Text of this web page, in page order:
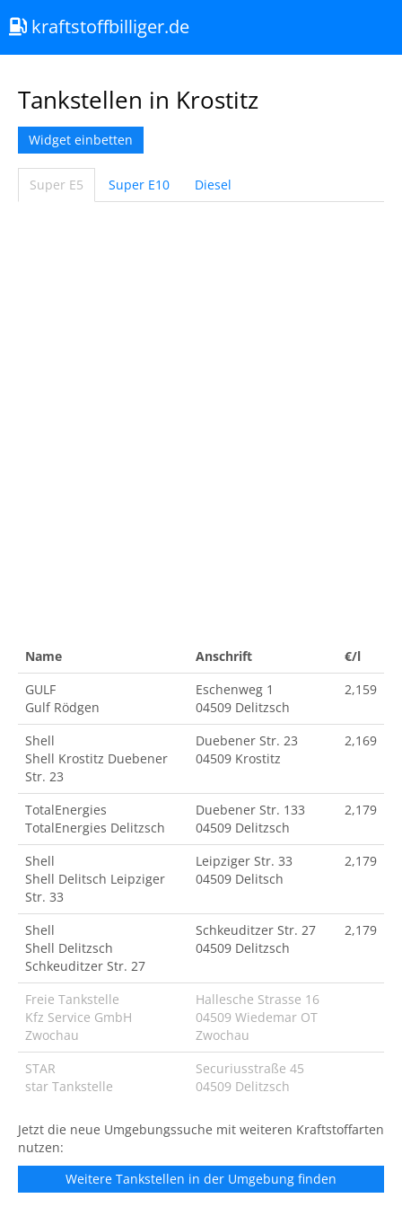
kraftstoffbilliger.de
Tankstellen in Krostitz
Widget einbetten
Super E5 Super E10 Diesel
Name Anschrift
€/l
GULF
Gulf Rödgen
Eschenweg 1
04509 Delitzsch
2,159
Shell
Shell Krostitz Duebener
Str. 23
Duebener Str. 23
04509 Krostitz
2,169
TotalEnergies
TotalEnergies Delitzsch
Duebener Str. 133
04509 Delitzsch
2,179
Shell
Shell Delitsch Leipziger
Str. 33
Leipziger Str. 33
04509 Delitsch
2,179
Shell
Shell Delitzsch
Schkeuditzer Str. 27
Schkeuditzer Str. 27
04509 Delitzsch
2,179
Freie Tankstelle
Kfz Service GmbH
Zwochau
Hallesche Strasse 16
04509 Wiedemar OT
Zwochau
STAR
star Tankstelle
Securiusstraße 45
04509 Delitzsch
Jetzt die neue Umgebungssuche mit weiteren Kraftstoffarten
nutzen:
Weitere Tankstellen in der Umgebung finden